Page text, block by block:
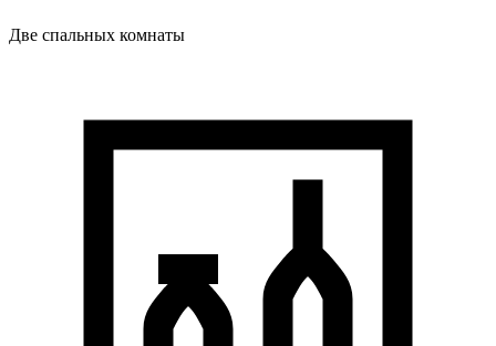
Две спальных комнаты